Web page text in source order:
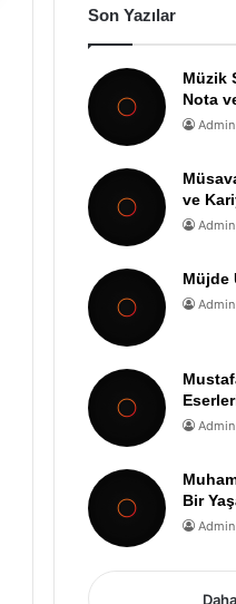
Son Yazılar
Müzik
Nota
Admin
ve
Admin
Müjde
Admin
Admin
Bir
Admin